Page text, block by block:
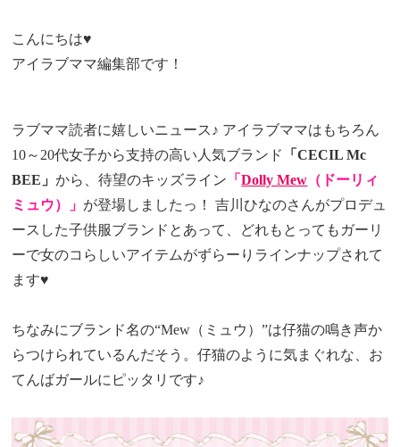
こんにちは♥
アイラブママ編集部です！
ラブママ読者に嬉しいニュース♪ アイラブママはもちろん
10～20代女子から支持の高い人気ブランド
「CECIL Mc
BEE」から、待望のキッズライン 「Dolly Mew （ドーリィ
ミュウ）
」 が登場しましたっ！ 吉川ひなのさんがプロデュ
ースした子供服ブランドとあって、どれもとってもガーリ
ーで女のコらしいアイテムがずらーりラインナップされて
ます♥
ちなみにブランド名の“Mew（ミュウ）”は仔猫の鳴き声か
らつけられているんだそう。仔猫のように気まぐれな、お
てんばガールにピッタリです♪